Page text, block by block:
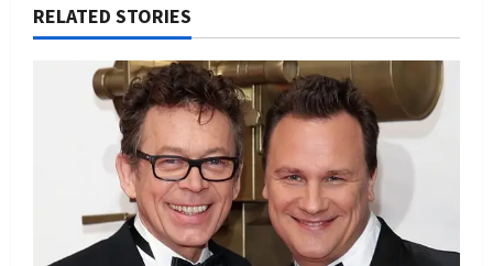
RELATED STORIES